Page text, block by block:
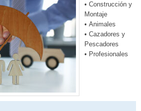
• Construcción y
Montaje
• Animales
• Cazadores y
Pescadores
• Profesionales